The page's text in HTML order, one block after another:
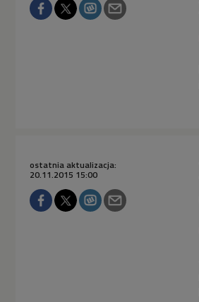
ostatnia aktualizacja:
20.11.2015 15:00